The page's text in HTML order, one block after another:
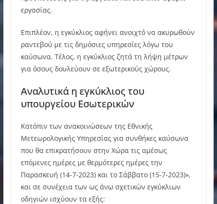
εργασίας.
Επιπλέον, η εγκύκλιος αφήνει ανοιχτό να ακυρωθούν
ραντεβού με τις δημόσιες υπηρεσίες λόγω του
καύσωνα. Τέλος, η εγκύκλιος ζητά τη λήψη μέτρων
για όσους δουλεύουν σε εξωτερικούς χώρους.
Αναλυτικά η εγκύκλιος του
υπουργείου Εσωτερικών
Κατόπιν των ανακοινώσεων της Εθνικής
Μετεωρολογικής Υπηρεσίας για συνθήκες καύσωνα
που θα επικρατήσουν στην Χώρα τις αμέσως
επόμενες ημέρες με θερμότερες ημέρες την
Παρασκευή (14-7-2023) και το Σάββατο (15-7-2023)»,
και σε συνέχεια των ως άνω σχετικών εγκύκλιων
οδηγιών ισχύουν τα εξής: